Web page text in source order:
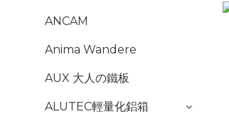
ANCAM
Anima Wandere
AUX 大人の鐵板
ALUTEC輕量化鋁箱